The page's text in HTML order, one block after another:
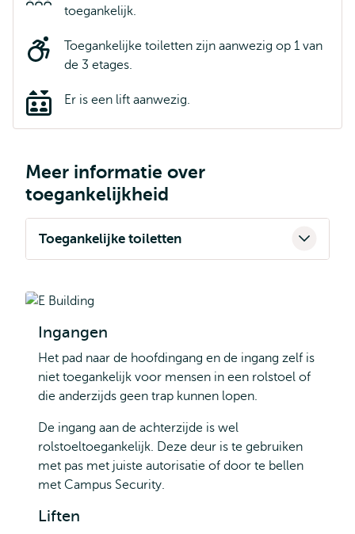
toegankelijk.
Toegankelijke toiletten zijn aanwezig op 1 van
de 3 etages.
Er is een lift aanwezig.
Meer informatie over
toegankelijkheid
Toegankelijke toiletten
Ingangen
Het pad naar de hoofdingang en de ingang zelf is
niet toegankelijk voor mensen in een rolstoel of
die anderzijds geen trap kunnen lopen.
De ingang aan de achterzijde is wel
rolstoeltoegankelijk. Deze deur is te gebruiken
met pas met juiste autorisatie of door te bellen
met Campus Security.
Liften